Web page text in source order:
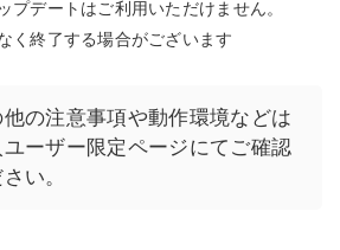
プデートはご利用いただけません。
く終了する場合がございます
他の注意事項や動作環境などは
ーザー限定ページにてご確認
い。